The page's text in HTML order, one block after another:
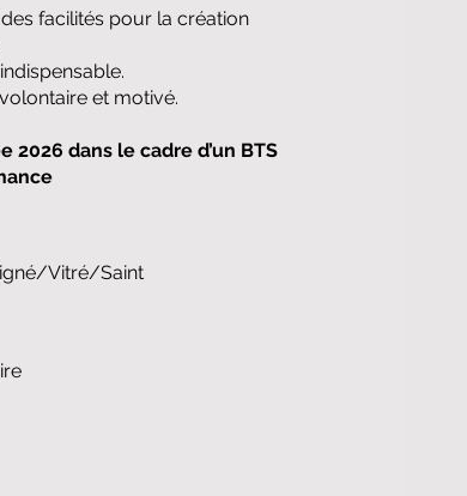
facilités pour la création
et motivé.
2026 dans le cadre d’un BTS
Vitré/Saint